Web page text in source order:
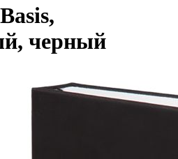
черный